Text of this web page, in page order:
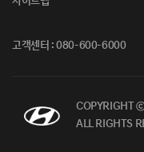
고객센터 : 080-600-6000
COPYRIGHT
ALL RIGHTS